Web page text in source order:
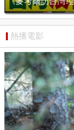
熱播電影